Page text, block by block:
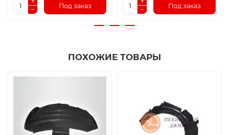
Под заказ Под заказ
ПОХОЖИЕ ТОВАРЫ